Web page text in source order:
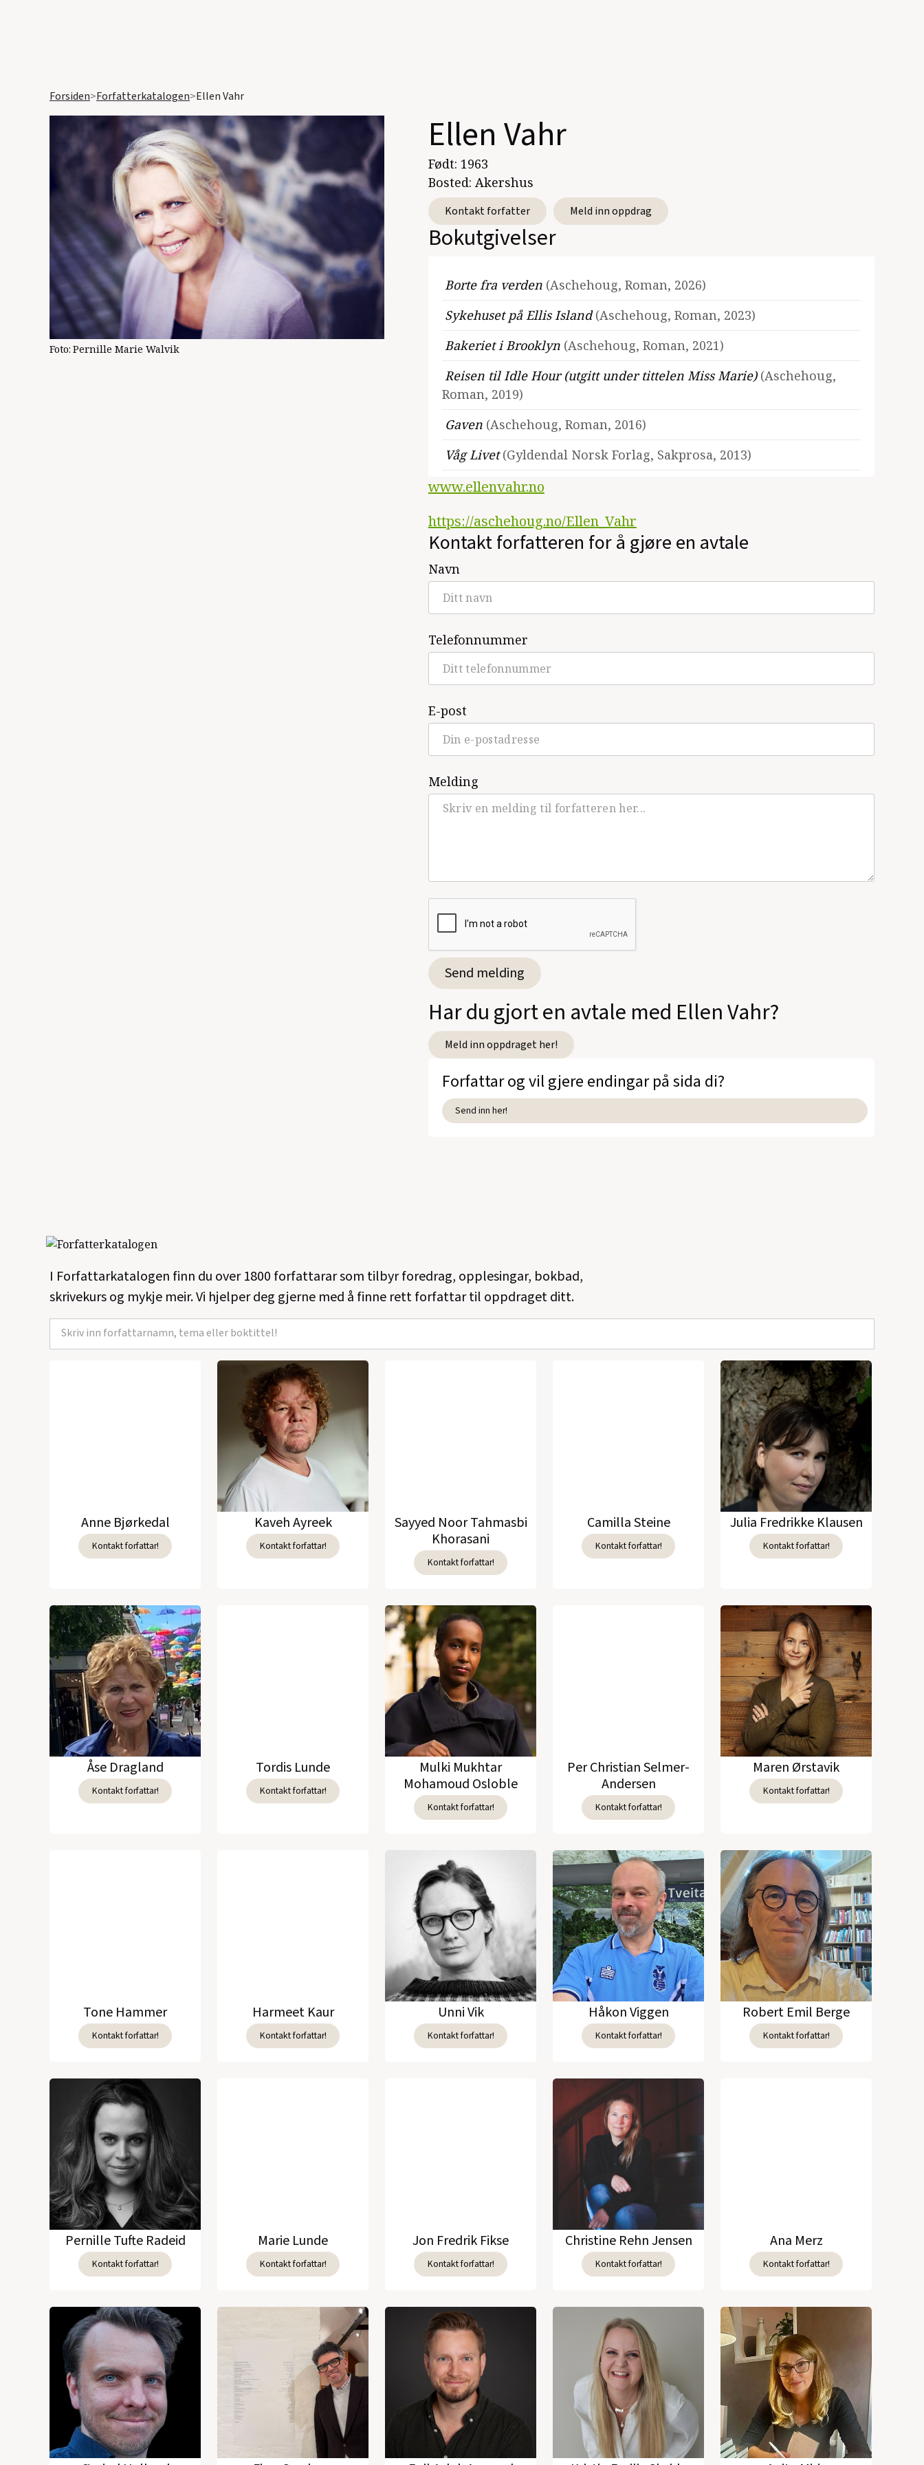
Forsiden>Forfatterkatalogen>Ellen Vahr
Foto: Pernille Marie Walvik
Ellen Vahr
Født: 1963
Bosted: Akershus
Kontakt forfatter Meld inn oppdrag
Bokutgivelser
Borte fra verden (Aschehoug, Roman, 2026)
Sykehuset på Ellis Island(Aschehoug, Roman, 2023)
Bakeriet i Brooklyn (Aschehoug, Roman, 2021)
Reisen til Idle Hour (utgitt under tittelen Miss Marie) (Aschehoug,
Roman, 2019)
Gaven (Aschehoug, Roman, 2016)
Våg Livet(Gyldendal Norsk Forlag, Sakprosa, 2013)
Drømmekraft(Gyldendal Norsk Forlag, Sakprosa, 2011)
www.ellenvahr.no
https://aschehoug.no/Ellen_Vahr
Kontakt forfatteren for å gjøre en avtale
Navn
Telefonnummer
E-post
Melding
Har du gjort en avtale med Ellen Vahr?
Meld inn oppdraget her!
Forfattar og vil gjere endingar på sida di?
Send inn her!
I Forfattarkatalogen finn du over 1800 forfattarar som tilbyr foredrag, opplesingar, bokbad,
skrivekurs og mykje meir. Vi hjelper deg gjerne med å finne rett forfattar til oppdraget ditt.
Anne Bjørkedal
Kontakt forfattar!
Kaveh Ayreek
Kontakt forfattar!
Sayyed Noor Tahmasbi
Khorasani
Kontakt forfattar!
Camilla Steine
Kontakt forfattar!
Julia Fredrikke Klausen
Kontakt forfattar!
Åse Dragland
Kontakt forfattar!
Tordis Lunde
Kontakt forfattar!
Mulki Mukhtar
Mohamoud Osloble
Kontakt forfattar!
Per Christian Selmer-
Andersen
Kontakt forfattar!
Maren Ørstavik
Kontakt forfattar!
Tone Hammer
Kontakt forfattar!
Harmeet Kaur
Kontakt forfattar!
Unni Vik
Kontakt forfattar!
Håkon Viggen
Kontakt forfattar!
Robert Emil Berge
Kontakt forfattar!
Pernille Tufte Radeid
Kontakt forfattar!
Marie Lunde
Kontakt forfattar!
Jon Fredrik Fikse
Kontakt forfattar!
Christine Rehn Jensen
Kontakt forfattar!
Ana Merz
Kontakt forfattar!